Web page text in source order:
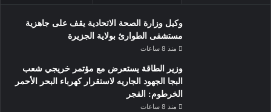
وكيل وزارة الصحة الاتحادية يقف على جاهزية
مستشفى الطوارئ بولاية الجزيرة
منذ 8 ساعات
وزير الطاقة يستعرض مع مؤتمر خريجي شعب
البجا الجهود الجاريه لاستقرار كهرباء البحر الأحمر
الخرطوم: الفجر
منذ 8 ساعات